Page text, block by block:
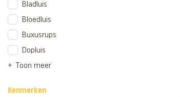
Bladluis
Bloedluis
Buxusrups
Dopluis
Toon meer
Kenmerken